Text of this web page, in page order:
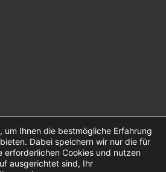
um Ihnen die bestmögliche Erfahrung
Dabei speichern wir nur die für
erforderlichen Cookies und nutzen
ausgerichtet sind, Ihr